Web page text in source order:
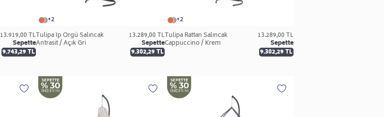
13.919,00 TL
Sepette
9.743,29 TL
+2
Tulipa İp Örgü Salıncak
Antrasit / Açık Gri
13.289,00 TL
Sepette
9.302,29 TL
+2
Tulipa Rattan Salıncak
Cappuccino / Krem
13.289,00 TL
Sepette
9.302,29 TL